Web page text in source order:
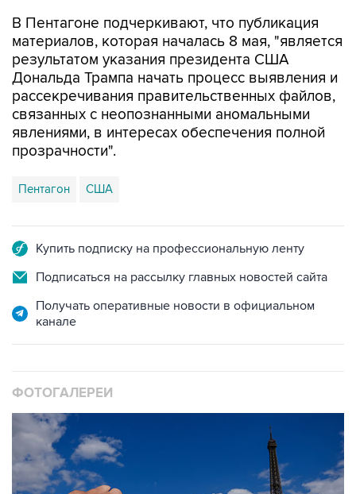
В Пентагоне подчеркивают, что публикация
материалов, которая началась 8 мая, "является
результатом указания президента США
Дональда Трампа начать процесс выявления и
рассекречивания правительственных файлов,
связанных с неопознанными аномальными
явлениями, в интересах обеспечения полной
прозрачности".
Пентагон США
Купить подписку на профессиональную ленту
Подписаться на рассылку главных новостей сайта
Получать оперативные новости в официальном
канале
ФОТОГАЛЕРЕИ